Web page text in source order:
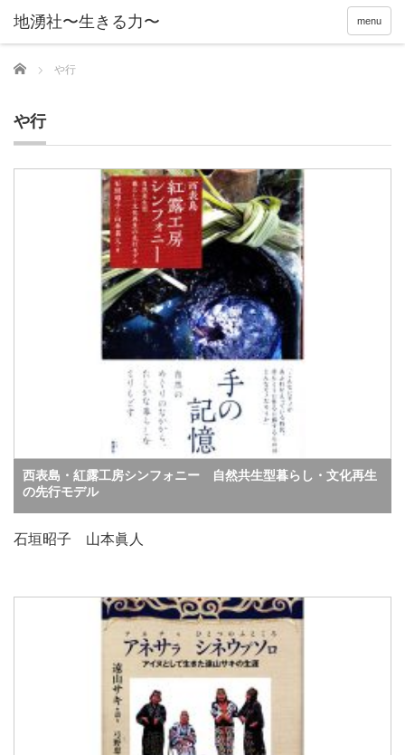
menu
Home や行
や行
西表島・紅露工房シンフォニー 自然共生型暮らし・文化再生
の先行モデル
石垣昭子 山本眞人